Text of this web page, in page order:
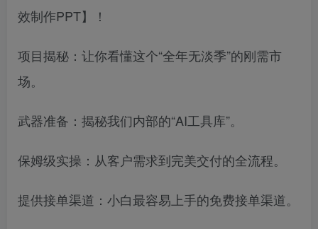
效制作PPT】！
项目揭秘：让你看懂这个“全年无淡季”的刚需市
场。
武器准备：揭秘我们内部的“AI工具库”。
保姆级实操：从客户需求到完美交付的全流程。
提供接单渠道：小白最容易上手的免费接单渠道。